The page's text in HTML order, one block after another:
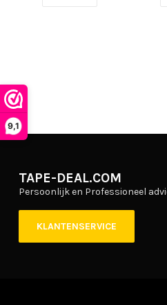
9,1
TAPE-DEAL.COM
Persoonlijk en Professioneel
KLANTENSERVICE